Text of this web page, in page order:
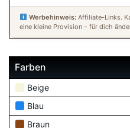
Werbehinweis:Affiliate-Links.
eine kleine Provision – für dich
Farben
Beige
Blau
Braun